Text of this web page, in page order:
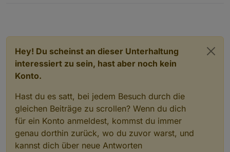
Hey! Du scheinst an dieser Unterhaltung
interessiert zu sein, hast aber noch kein
Konto.
Hast du es satt, bei jedem Besuch durch die
gleichen Beiträge zu scrollen? Wenn du dich
für ein Konto anmeldest, kommst du immer
genau dorthin zurück, wo du zuvor warst, und
kannst dich über neue Antworten